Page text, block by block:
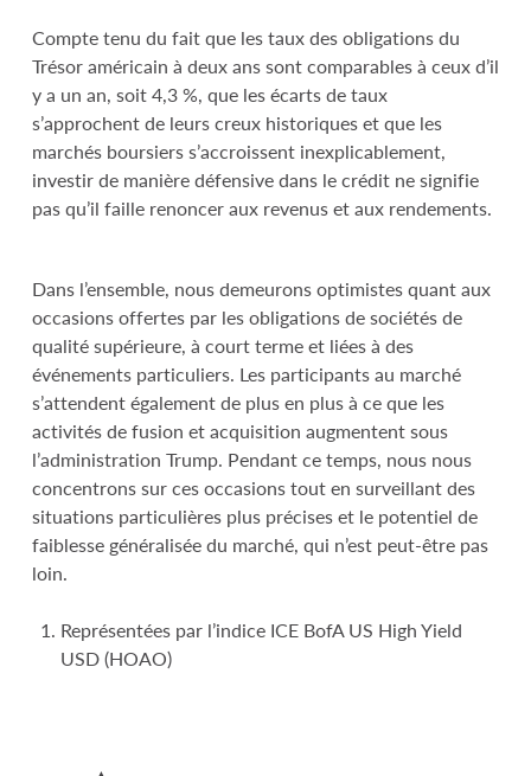
Compte tenu du fait que les taux des obligations du
Trésor américain à deux ans sont comparables à ceux d’il
y a un an, soit 4,3 %, que les écarts de taux
s’approchent de leurs creux historiques et que les
marchés boursiers s’accroissent inexplicablement,
investir de manière défensive dans le crédit ne signifie
pas qu’il faille renoncer aux revenus et aux rendements.
Dans l’ensemble, nous demeurons optimistes quant aux
occasions offertes par les obligations de sociétés de
qualité supérieure, à court terme et liées à des
événements particuliers. Les participants au marché
s’attendent également de plus en plus à ce que les
activités de fusion et acquisition augmentent sous
l’administration Trump. Pendant ce temps, nous nous
concentrons sur ces occasions tout en surveillant des
situations particulières plus précises et le potentiel de
faiblesse généralisée du marché, qui n’est peut-être pas
loin.
Représentées par l’indice ICE BofA US High Yield
USD (HOAO)